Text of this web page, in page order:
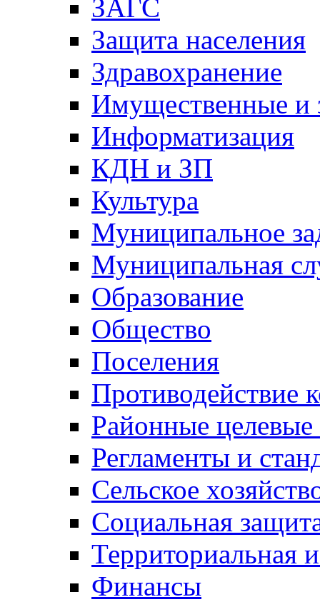
ЗАГС
Защита населения
Здравохранение
Имущественные и
Информатизация
КДН и ЗП
Культура
Муниципальное
Муниципальная
Образование
Общество
Поселения
Противодействие
Районные
Регламенты и
Сельское
Социальная
Территориальная
Финансы